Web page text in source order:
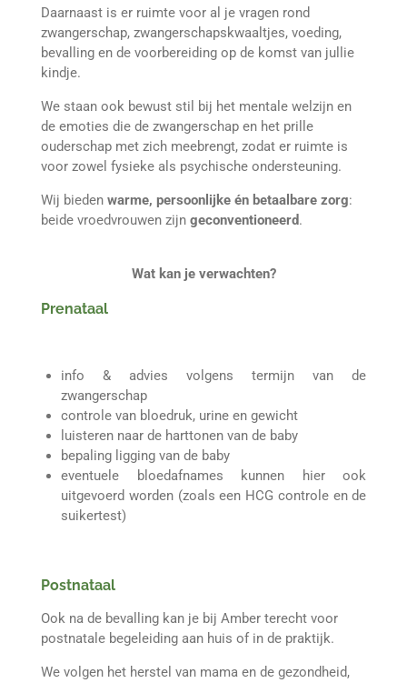
Daarnaast is er ruimte voor al je vragen rond
zwangerschap, zwangerschapskwaaltjes, voeding,
bevalling en de voorbereiding op de komst van jullie
kindje.
We staan ook bewust stil bij het mentale welzijn en
de emoties die de zwangerschap en het prille
ouderschap met zich meebrengt, zodat er ruimte is
voor zowel fysieke als psychische ondersteuning.
Wij bieden warme, persoonlijke én betaalbare zorg:
beide vroedvrouwen zijn geconventioneerd.
Wat kan je verwachten?
Prenataal
info & advies volgens termijn van de
zwangerschap
controle van bloedruk, urine en gewicht
luisteren naar de harttonen van de baby
bepaling ligging van de baby
eventuele bloedafnames kunnen hier ook
uitgevoerd worden (zoals een HCG controle en de
suikertest)
Postnataal
Ook na de bevalling kan je bij Amber terecht voor
postnatale begeleiding aan huis of in de praktijk.
We volgen het herstel van mama en de gezondheid,